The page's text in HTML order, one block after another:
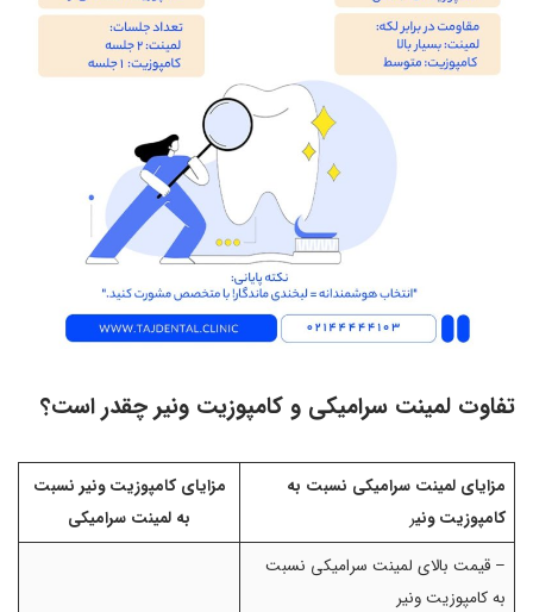
تفاوت لمینت سرامیکی و کامپوزیت ونیر چقدر است؟
مزایای لمینت سرامیکی نسبت به
کامپوزیت ونیر
مزایای کامپوزیت ونیر نسبت
به لمینت سرامیکی
– قیمت بالای لمینت سرامیکی نسبت
به کامپوزیت ونیر